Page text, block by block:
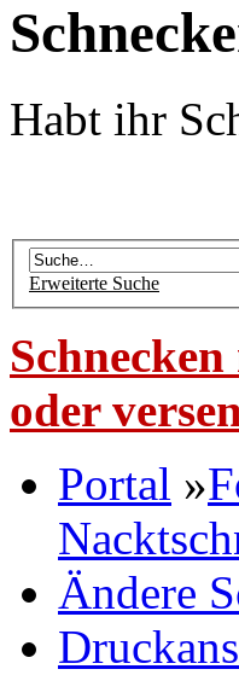
Habt ihr
Erweiterte Suche
oder
Portal »
Ändere